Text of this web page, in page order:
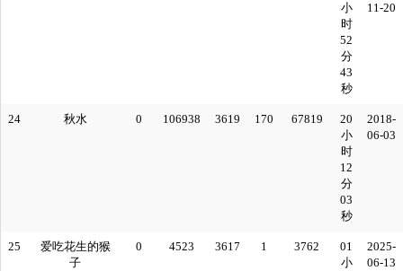
小
时
52
分
43
秒
11-20
24 秋水 0 106938 3619 170 67819
20
小
时
12
分
03
秒
2018-
06-03
25
爱吃花生的猴
子
0 4523 3617 1 3762
01
小
2025-
06-13